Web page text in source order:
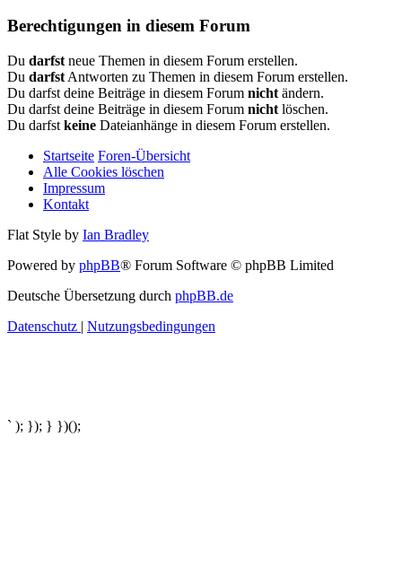
Berechtigungen in diesem Forum
Du darfst neue Themen in diesem Forum erstellen.
Du darfst Antworten zu Themen in diesem Forum erstellen.
Du darfst deine Beiträge in diesem Forum nicht ändern.
Du darfst deine Beiträge in diesem Forum nicht löschen.
Du darfst keine Dateianhänge in diesem Forum erstellen.
Startseite Foren-Übersicht
Alle Cookies löschen
Impressum
Kontakt
Flat Style by Ian Bradley
Powered by phpBB® Forum Software © phpBB Limited
Deutsche Übersetzung durch phpBB.de
Datenschutz | Nutzungsbedingungen
` ); }); } })();